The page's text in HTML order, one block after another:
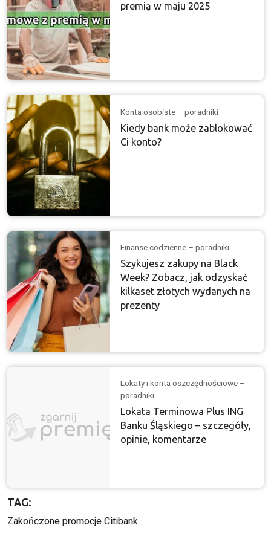
premią w maju 2025
Konta osobiste – poradniki
Kiedy bank może zablokować
Ci konto?
Finanse codzienne – poradniki
Szykujesz zakupy na Black
Week? Zobacz, jak odzyskać
kilkaset złotych wydanych na
prezenty
Lokaty i konta oszczędnościowe –
poradniki
Lokata Terminowa Plus ING
Banku Śląskiego – szczegóły,
opinie, komentarze
TAG:
Zakończone promocje Citibank